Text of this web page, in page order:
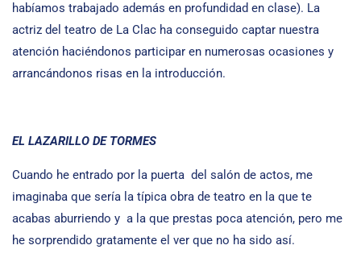
habíamos trabajado además en profundidad en clase). La
actriz del teatro de La Clac ha conseguido captar nuestra
atención haciéndonos participar en numerosas ocasiones y
arrancándonos risas en la introducción.
EL LAZARILLO DE TORMES
Cuando he entrado por la puerta del salón de actos, me
imaginaba que sería la típica obra de teatro en la que te
acabas aburriendo y a la que prestas poca atención, pero me
he sorprendido gratamente el ver que no ha sido así.